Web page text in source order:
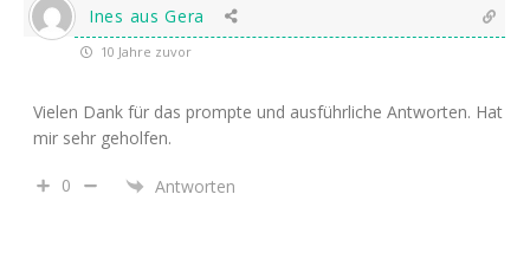
Ines aus Gera
10 Jahre zuvor
Vielen Dank für das prompte und ausführliche Antworten. Hat
mir sehr geholfen.
0 Antworten